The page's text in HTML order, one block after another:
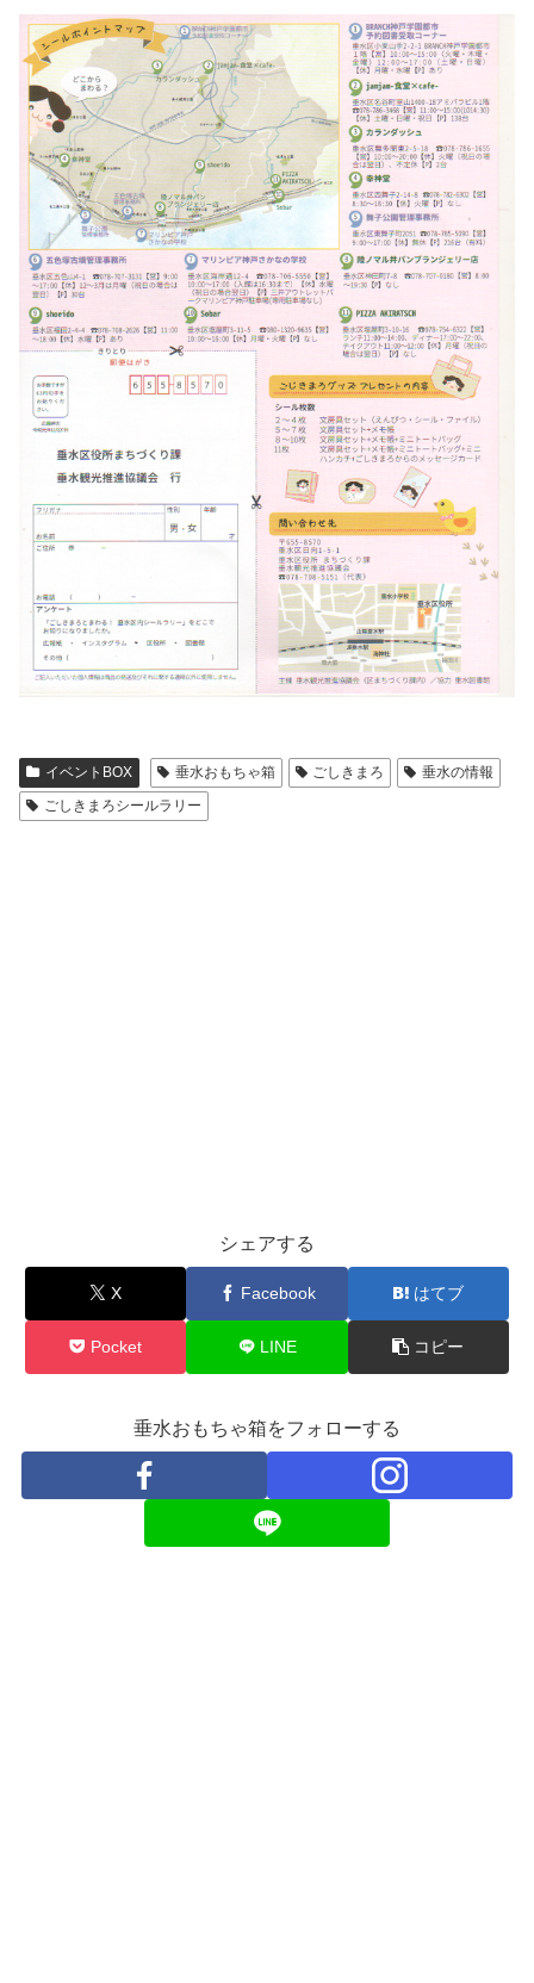
イベントBOX 垂水おもちゃ箱 ごしきまろ
垂水の情報
ごしきまろシールラリー
シェアする
X Facebook はてブ
Pocket LINE コピー
垂水おもちゃ箱をフォローする